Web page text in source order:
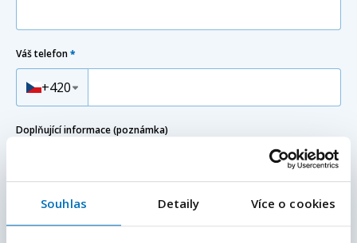
Souhlas Detaily Více o cookies
Váš telefon*
+420
Doplňující informace (poznámka)
E-mailová adresa